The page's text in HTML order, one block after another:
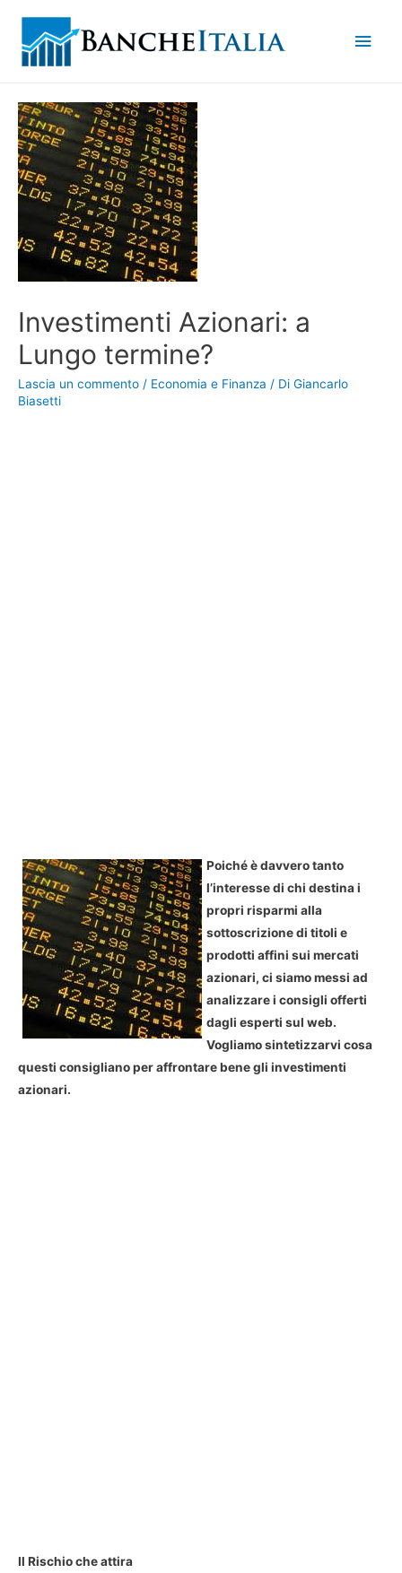
Investimenti Azionari: a
Lungo termine?
Lascia un commento / Economia e Finanza / Di Giancarlo
Biasetti
Poiché è davvero tanto
l’interesse di chi destina i
propri risparmi alla
sottoscrizione di titoli e
prodotti affini sui mercati
azionari, ci siamo messi ad
analizzare i consigli offerti
dagli esperti sul web.
Vogliamo sintetizzarvi cosa
questi consigliano per affrontare bene gli investimenti
azionari.
Il Rischio che attira